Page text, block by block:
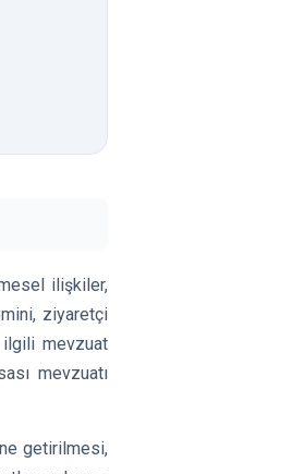
ilişkiler,
ziyaretçi
ilgili mevzuat
mevzuatı
getirilmesi,